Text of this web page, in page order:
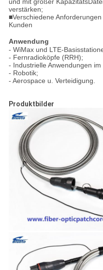
und mit großer
verstärken;
■Verschiedene
Kunden
Anwendung
- WiMax und LTE-
- Fernradioköpfe (RRH);
- Industrielle Anwendungen im
- Robotik;
- Aerospace u. Verteidigung.
Produktbilder